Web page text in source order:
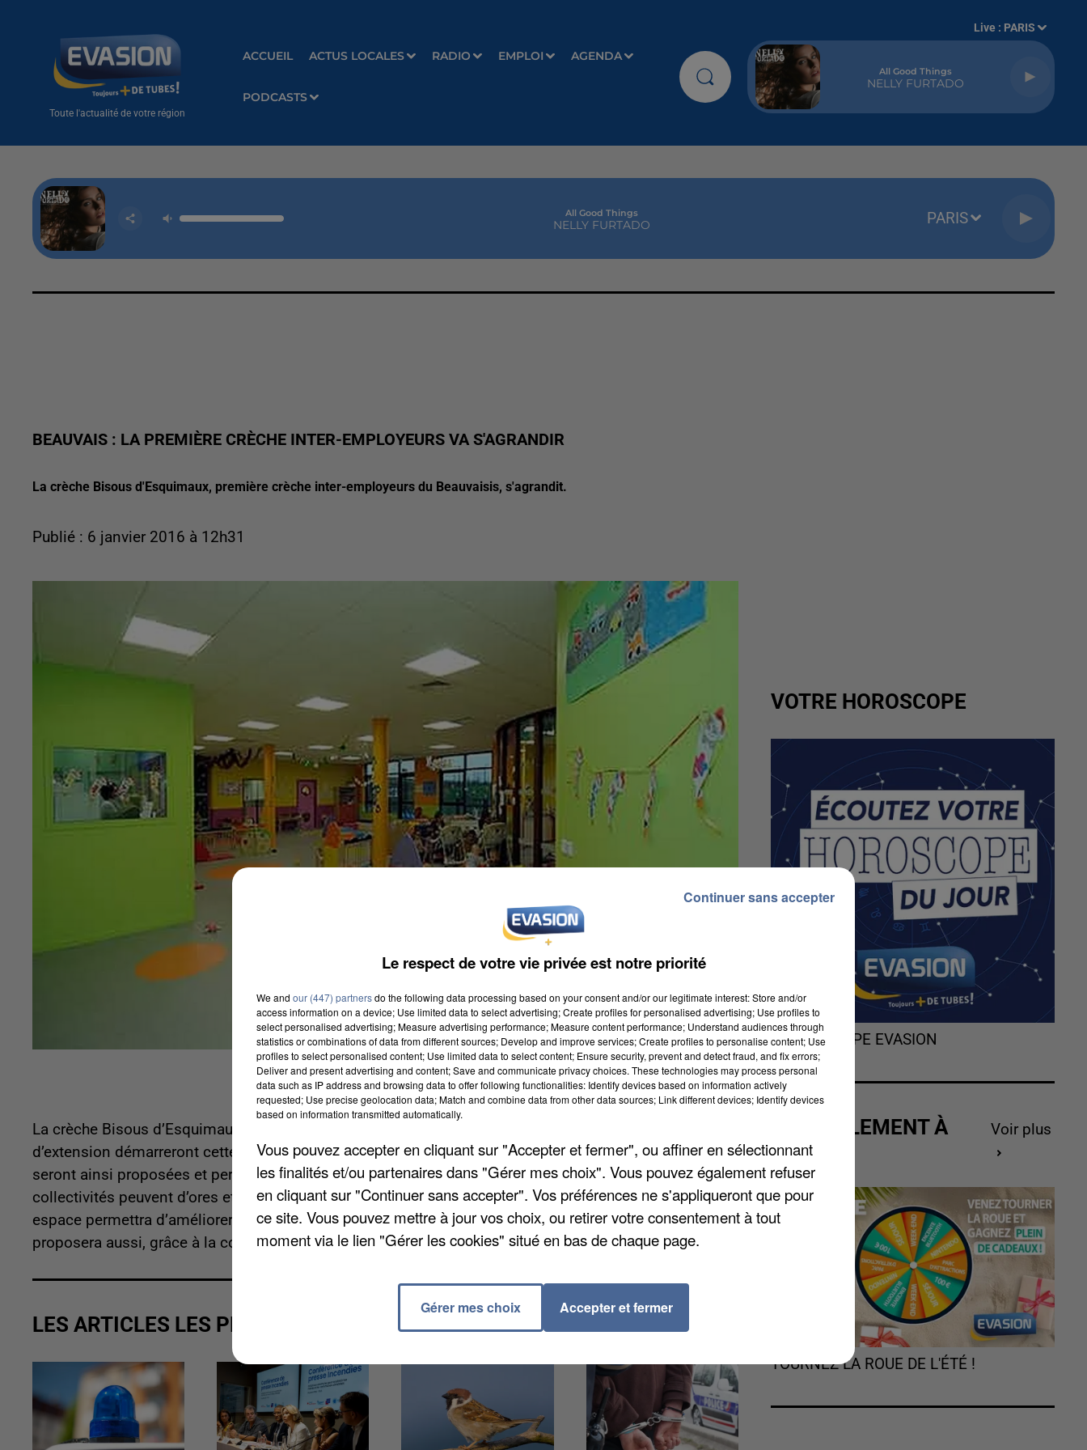
Toute l'actualité de votre région
ACCUEIL ACTUS LOCALES RADIO EMPLOI AGENDA
PODCASTS
Live : PARIS
All Good Things
NELLY FURTADO
All Good Things
NELLY FURTADO PARIS
BEAUVAIS : LA PREMIÈRE CRÈCHE INTER-EMPLOYEURS VA S'AGRANDIR
La crèche Bisous d'Esquimaux, première crèche inter-employeurs du Beauvaisis, s'agrandit.
Publié : 6 janvier 2016 à 12h31
La crèche Bisous d’Esquimaux, première crèche inter-employeurs du Beauvaisis, s’agrandit. Les travaux
d’extension démarreront cette semaine. A compter du 1er septembre 2016, 17 places supplémentaires
seront ainsi proposées et permettront de disposer, in fine, de 60 places. De nouvelles entreprises et
collectivités peuvent d’ores et déjà réserver des berceaux au bénéfice de leurs salariés. Ce nouvel
espace permettra d’améliorer la qualité d'accueil en offrant plus d'espace de vie pour les enfants. Il
proposera aussi, grâce à la collaboration de l'ADAPEI, d'accueillir des enfants en situation de handicap.
LES ARTICLES LES PLUS VUS
VOTRE HOROSCOPE
L'HOROSCOPE EVASION
ACTUELLEMENT À
GAGNER
Voir plus
TOURNEZ LA ROUE DE L'ÉTÉ !
Le respect de votre vie privée est notre priorité
We and our (447) partnersdo the following data processing based on your consent and/or our legitimate interest: Store and/or
access information on a device; Use limited data to select advertising; Create profiles for personalised advertising; Use profiles to
select personalised advertising; Measure advertising performance; Measure content performance; Understand audiences through
statistics or combinations of data from different sources; Develop and improve services; Create profiles to personalise content; Use
profiles to select personalised content; Use limited data to select content; Ensure security, prevent and detect fraud, and fix errors;
Deliver and present advertising and content; Save and communicate privacy choices. These technologies may process personal
data such as IP address and browsing data to offer following functionalities: Identify devices based on information actively
requested; Use precise geolocation data; Match and combine data from other data sources; Link different devices; Identify devices
based on information transmitted automatically.
Vous pouvez accepter en cliquant sur "Accepter et fermer", ou affiner en sélectionnant
les finalités et/ou partenaires dans "Gérer mes choix". Vous pouvez également refuser
en cliquant sur "Continuer sans accepter". Vos préférences ne s'appliqueront que pour
ce site. Vous pouvez mettre à jour vos choix, ou retirer votre consentement à tout
moment via le lien "Gérer les cookies" situé en bas de chaque page.
Gérer mes choix Accepter et fermer
Continuer sans accepter